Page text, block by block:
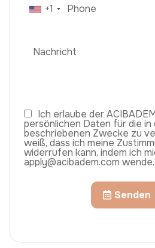
+1
Ich erlaube der
persönlichen Daten für die in
beschriebenen Zwecke zu
weiß, dass ich meine
widerrufen kann, indem ich
apply@acibadem.com wende.
Senden